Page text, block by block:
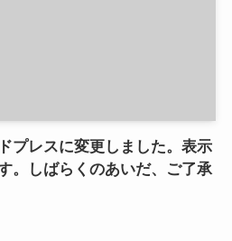
プレスに変更しました。表示
。しばらくのあいだ、ご了承